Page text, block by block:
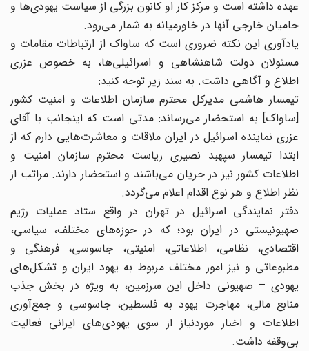
عهده داشته است و مرکز کار او کانون بزرگی از سیاست یهودی‌ها و
حامیان خارجی آنها در خاورمیانه به شمار می‌رود.
یادآوری این نکته ضروری است که ساواک از ارتباطات مقامات و
مسئولان دولت شاهنشاهی و اسرائیلی‌ها، به خصوص عزری
اطلاع و آگاهی داشت. به سند زیر توجه کنید:
تیمسار هاشمی مدیرکل محترم سازمان اطلاعات و امنیت کشور
[ساواک] به استحضار می‌رساند: مدتی است که اینجانب با آقای
عزری نماینده اسرائیل در ایران ملاقات و معاشرت‌هایی دارم که از
ابتدا تیمسار سپهبد نصیری ریاست محترم سازمان امنیت و
اطلاعات کشور نیز در جریان می‌باشند و استحضار دارند. مراتب از
نظر اطلاع و هر نوع اقدام اعلام می‌گردد.
دفتر نمایندگی اسرائیل در تهران در واقع ستاد عملیات رژیم
صهیونیستی در ایران بود؛ که در حوزه‌های مختلف، سیاسی،
اقتصادی، نظامی، اطلاعاتی، امنیتی، جاسوسی، فرهنگی و
مطبوعاتی و نیز امور مختلف مربوط به یهود ایران و تشکل‌های
یهودی – صهیونی داخل این سرزمین، به ویژه در بخش جذب
منابع مالی، مهاجرت یهود به فلسطین، جاسوسی و جمع‌آوری
اطلاعات و اخبار موردنیاز از سوی یهودی‌های ایرانی فعالیت
بی‌وقفه داشت.